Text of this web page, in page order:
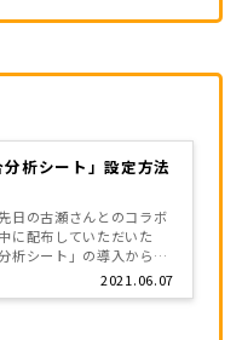
分析シート」設定方法
2021.06.07
日の古瀬さんとのコラボ
に配布していただいた
分析シート」の導入から使
解説します。 ※「競合分析
の設定は約5分でできます